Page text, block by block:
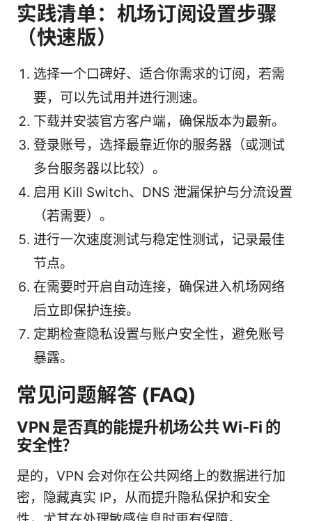
实践清单：机场订阅设置步骤
（快速版）
选择一个口碑好、适合你需求的订阅，若需
要，可以先试用并进行测速。
下载并安装官方客户端，确保版本为最新。
登录账号，选择最靠近你的服务器（或测试
多台服务器以比较）。
启用 Kill Switch、DNS 泄漏保护与分流设置
（若需要）。
进行一次速度测试与稳定性测试，记录最佳
节点。
在需要时开启自动连接，确保进入机场网络
后立即保护连接。
定期检查隐私设置与账户安全性，避免账号
暴露。
常见问题解答 (FAQ)
VPN 是否真的能提升机场公共 Wi-Fi 的
安全性？
是的，VPN 会对你在公共网络上的数据进行加
密，隐藏真实 IP，从而提升隐私保护和安全